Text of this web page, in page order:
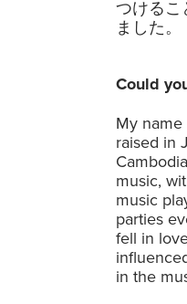
つけるこ
ました。
Could
My name
raised in
music,
music
parties
fell in
in the